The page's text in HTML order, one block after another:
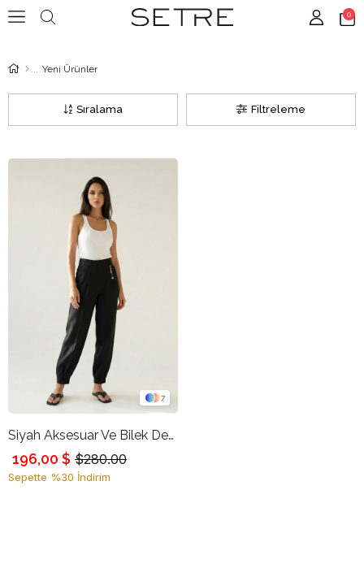
0
Yeni Ürünler
Filtreleme
Sıralama
7
Siyah Aksesuar Ve Bilek Detaylı Rahat Kesim Pantolon
$280.00
196,00 $
Sepette %30 İndirim